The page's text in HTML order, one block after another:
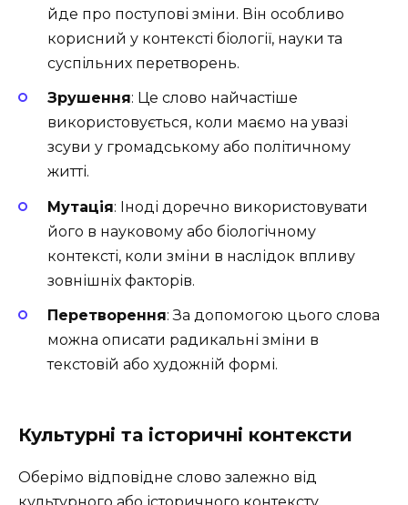
йде про поступові зміни. Він особливо
корисний у контексті біології, науки та
суспільних перетворень.
Зрушення: Це слово найчастіше
використовується, коли маємо на увазі
зсуви у громадському або політичному
житті.
Мутація: Іноді доречно використовувати
його в науковому або біологічному
контексті, коли зміни в наслідок впливу
зовнішніх факторів.
Перетворення: За допомогою цього слова
можна описати радикальні зміни в
текстовій або художній формі.
Культурні та історичні контексти
Оберімо відповідне слово залежно від